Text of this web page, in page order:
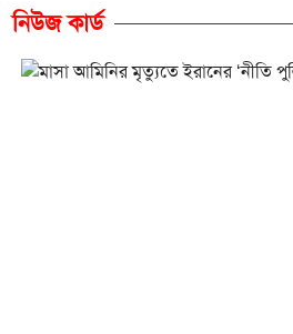
নিউজ কার্ড